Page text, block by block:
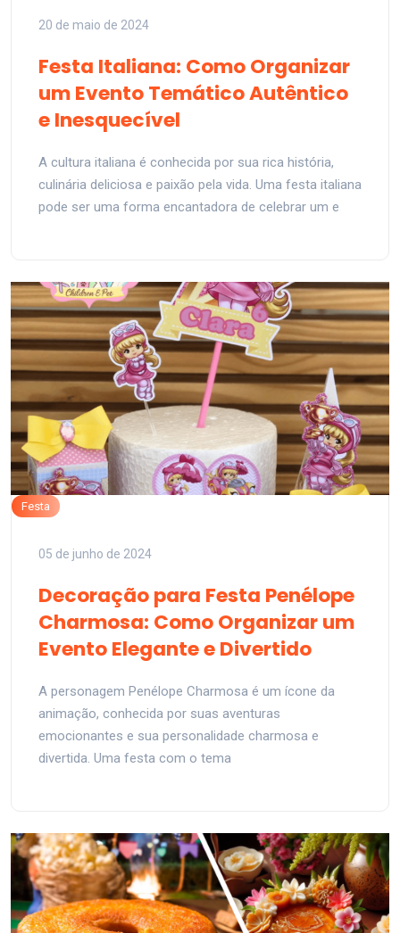
20 de maio de 2024
Festa Italiana: Como Organizar
um Evento Temático Autêntico
e Inesquecível
A cultura italiana é conhecida por sua rica história,
culinária deliciosa e paixão pela vida. Uma festa italiana
pode ser uma forma encantadora de celebrar um e
Festa
05 de junho de 2024
Decoração para Festa Penélope
Charmosa: Como Organizar um
Evento Elegante e Divertido
A personagem Penélope Charmosa é um ícone da
animação, conhecida por suas aventuras
emocionantes e sua personalidade charmosa e
divertida. Uma festa com o tema